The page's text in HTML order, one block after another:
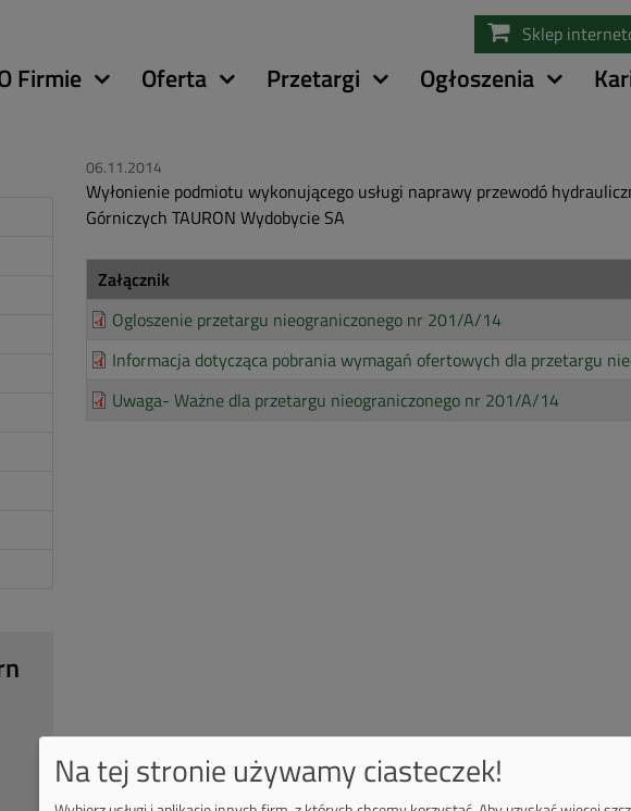
treści
Sklep
Firmie Oferta Przetargi Ogłoszenia
06.11.2014
Wyłonienie podmiotu wykonującego usługi naprawy przewodó
Górniczych TAURON Wydobycie SA
Załącznik
Ogloszenie przetargu nieograniczonego nr 201/A/14
Informacja dotycząca pobrania wymagań ofertowych dla przetargu
Uwaga- Ważne dla przetargu nieograniczonego nr 201/A/14
Na tej stronie używamy ciasteczek!